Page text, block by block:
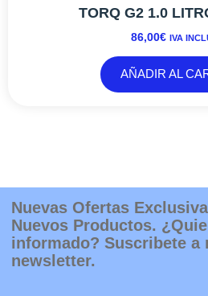
TORQ G2 1.0
86,00€ IVA
AÑADIR AL
Nuevas Ofertas
Nuevos Productos.
informado? Suscribete a
newsletter.